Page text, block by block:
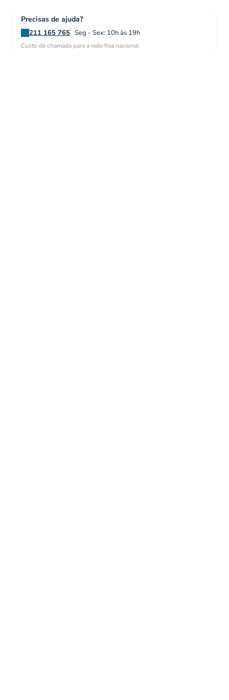
Precisas de ajuda?
211 165 765 Seg - Sex: 10h às 19h
Custo de chamada para a rede fixa nacional